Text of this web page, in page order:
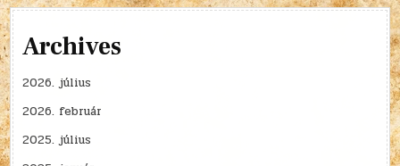
Archives
2026. július
2026. február
2025. július